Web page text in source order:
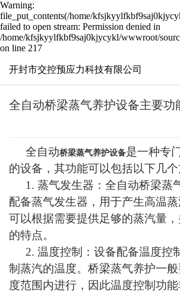
Warning:
file_put_contents(/home/
failed to open stream: Permission denied in
/home/kfsjkyylfkbf9saj0kjycykl/wwwroot/
on line 217
开封市交控预应力科技有限公司
全自动桥梁蒸气养护设备主要功
全自动桥梁蒸气养护设备是一种专
的设备，其功能可以包括以下几个
1. 蒸气发生器：全自动桥梁蒸
配备蒸气发生器，用于产生高温
可以根据需要提供足够的蒸汽量
的特点。
2. 温度控制：设备配备温度控
制蒸汽的温度。桥梁蒸气养护一
度范围内进行，因此温度控制功能